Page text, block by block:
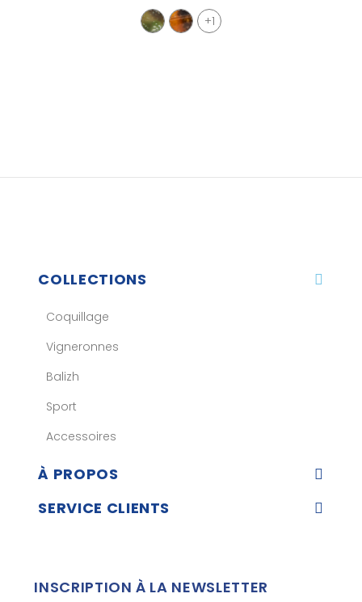
+1
COLLECTIONS
Coquillage
Vigneronnes
Balizh
Sport
Accessoires
À PROPOS
SERVICE CLIENTS
INSCRIPTION À LA NEWSLETTER